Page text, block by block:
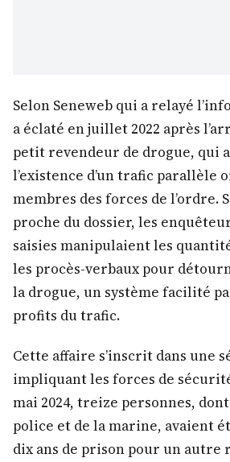
Selon Seneweb qui a relayé
a éclaté en juillet 2022 après
petit revendeur de drogue, qui
l’existence d’un trafic parallèle
membres des forces de l’ordre.
proche du dossier, les
saisies manipulaient les
les procès-verbaux pour
la drogue, un système facilité
profits du trafic.
Cette affaire s’inscrit dans une
impliquant les forces de
mai 2024, treize personnes,
police et de la marine, avaient
dix ans de prison pour un autre